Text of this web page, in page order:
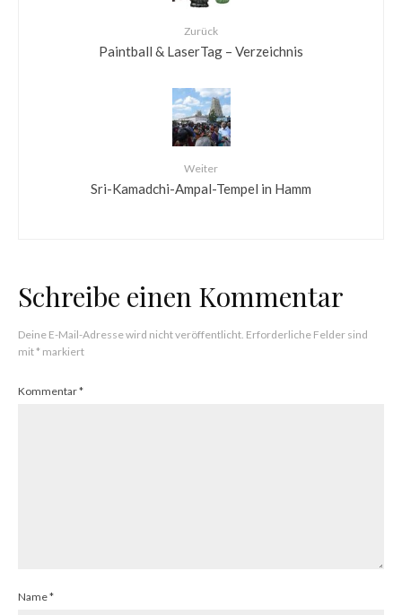
Zurück
Paintball & LaserTag – Verzeichnis
Weiter
Sri-Kamadchi-Ampal-Tempel in Hamm
Schreibe einen Kommentar
Deine E-Mail-Adresse wird nicht veröffentlicht. Erforderliche Felder sind
mit* markiert
Kommentar*
Name*